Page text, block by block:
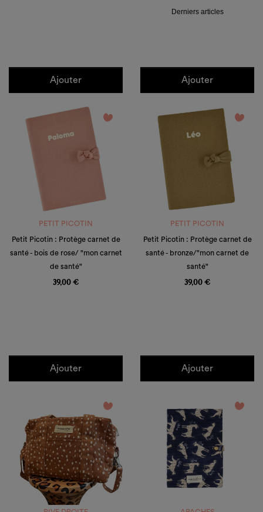
Ajouter
Derniers articles
Ajouter
favorite_border
PETIT PICOTIN
Petit Picotin : Protège carnet de
santé - bois de rose/ "mon carnet
de santé"
39,00 €
Ajouter
favorite_border
PETIT PICOTIN
Petit Picotin : Protège carnet de
santé - bronze/"mon carnet de
santé"
39,00 €
Ajouter
favorite_border favorite_border